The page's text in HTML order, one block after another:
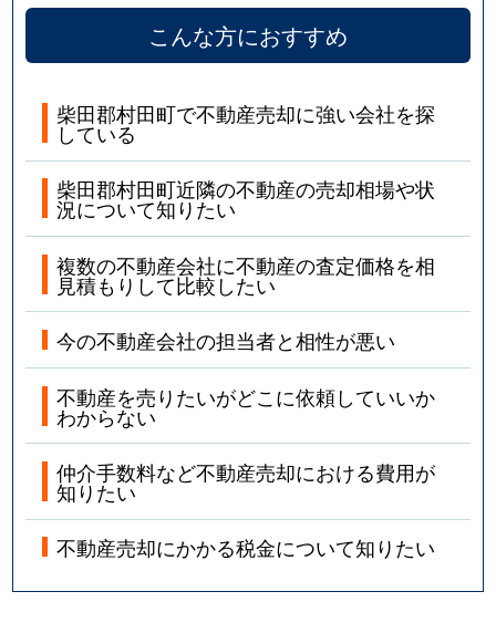
こんな方におすすめ
柴田郡村田町で不動産売却に強い会社を探
している
柴田郡村田町近隣の不動産の売却相場や状
況について知りたい
複数の不動産会社に不動産の査定価格を相
見積もりして比較したい
今の不動産会社の担当者と相性が悪い
不動産を売りたいがどこに依頼していいか
わからない
仲介手数料など不動産売却における費用が
知りたい
不動産売却にかかる税金について知りたい